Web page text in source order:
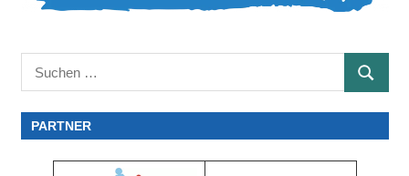
nach:
SUCHEN
PARTNER